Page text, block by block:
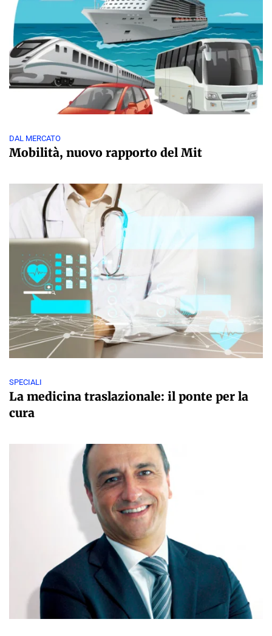
DAL MERCATO
Mobilità, nuovo rapporto del Mit
SPECIALI
La medicina traslazionale: il ponte per la
cura